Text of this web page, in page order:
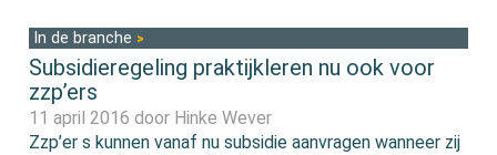
In de branche
Subsidieregeling praktijkleren nu ook voor
zzp’ers
11 april 2016 door Hinke Wever
Zzp’er s kunnen vanaf nu subsidie aanvragen wanneer zij